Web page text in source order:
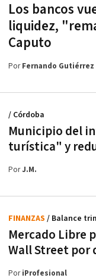
Los bancos
liquidez,
Caputo
PorFernando Gutiérrez
Municipio del
turística" y
/ Córdoba
PorJ.M.
Mercado Libre
Wall Street por
FINANZAS / Balance
PoriProfesional